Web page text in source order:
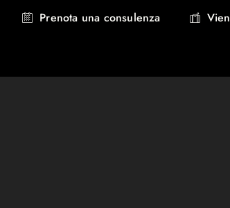
Prenota una consulenza